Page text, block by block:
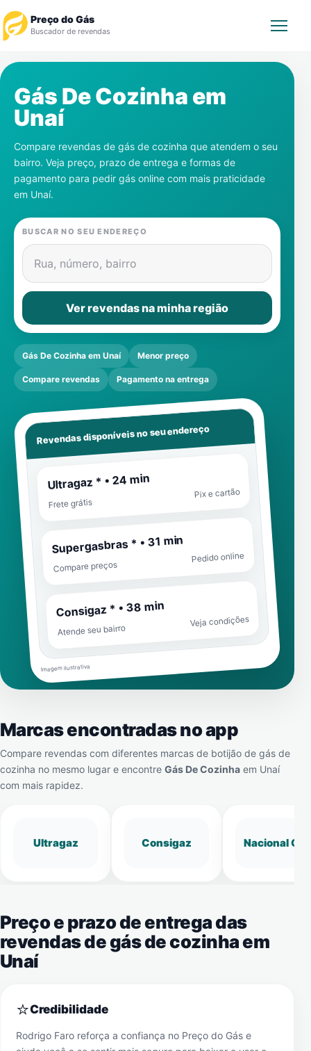
Preço do Gás
Buscador de revendas
Revendedor
Notícias
Cadastre-se
Gás
Contatos
Gás De Cozinha em
Unaí
Compare revendas de gás de cozinha que atendem o seu
bairro. Veja preço, prazo de entrega e formas de
pagamento para pedir gás online com mais praticidade
em Unaí.
BUSCAR NO SEU ENDEREÇO
Rua, número, bairro
Ver revendas na minha região
Gás De Cozinha em Unaí Menor preço
Compare revendas Pagamento na entrega
Revendas disponíveis no seu endereço
Ultragaz * • 24 min
Frete grátis
Pix e cartão
Supergasbras * • 31 min
Compare preços
Pedido online
Consigaz * • 38 min
Atende seu bairro
Veja condições
Imagem ilustrativa
Marcas encontradas no app
Compare revendas com diferentes marcas de botijão de gás de
cozinha no mesmo lugar e encontre Gás De Cozinha em Unaí
com mais rapidez.
Ultragaz Consigaz Nacional Gás
Preço e prazo de entrega das
revendas de gás de cozinha em
Unaí
⭐Credibilidade
Rodrigo Faro reforça a confiança no Preço do Gás e